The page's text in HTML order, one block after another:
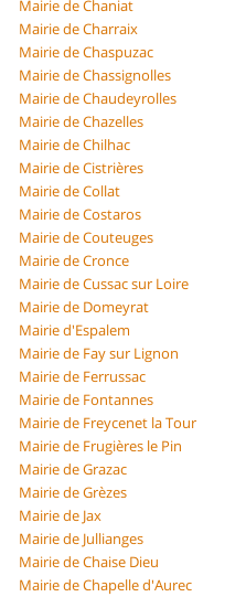
Mairie de Chaniat
Mairie de Charraix
Mairie de Chaspuzac
Mairie de Chassignolles
Mairie de Chaudeyrolles
Mairie de Chazelles
Mairie de Chilhac
Mairie de Cistrières
Mairie de Collat
Mairie de Costaros
Mairie de Couteuges
Mairie de Cronce
Mairie de Cussac sur Loire
Mairie de Domeyrat
Mairie d'Espalem
Mairie de Fay sur Lignon
Mairie de Ferrussac
Mairie de Fontannes
Mairie de Freycenet la Tour
Mairie de Frugières le Pin
Mairie de Grazac
Mairie de Grèzes
Mairie de Jax
Mairie de Jullianges
Mairie de Chaise Dieu
Mairie de Chapelle d'Aurec